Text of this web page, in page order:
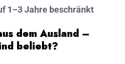
1–3 Jahre beschränkt
dem Ausland –
beliebt?